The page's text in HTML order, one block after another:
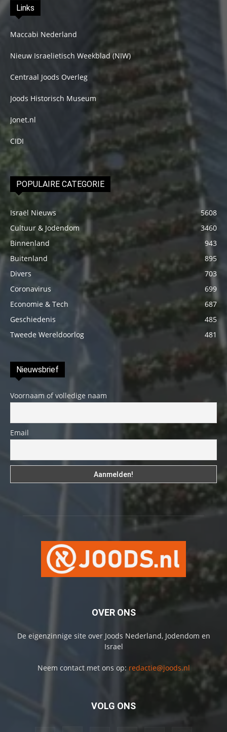
Links
Maccabi Nederland
Nieuw Israelietisch Weekblad (NIW)
Centraal Joods Overleg
Joods Historisch Museum
Jonet.nl
CIDI
POPULAIRE CATEGORIE
Israël Nieuws
5608
Cultuur & Jodendom
3460
Binnenland
943
Buitenland
895
Divers
703
Coronavirus
699
Economie & Tech
687
Geschiedenis
485
Tweede Wereldoorlog
481
Nieuwsbrief
Voornaam of volledige naam
Email
OVER ONS
De eigenzinnige site over Joods Nederland, Jodendom en
Israel
Neem contact met ons op: redactie@joods.nl
VOLG ONS